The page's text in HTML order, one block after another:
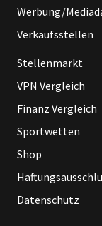
Werbung/
Verkaufsstellen
Stellenmarkt
VPN Vergleich
Finanz Vergleich
Sportwetten
Shop
Datenschutz